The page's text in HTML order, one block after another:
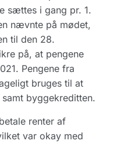
sættes i gang pr. 1.
nævnte på mødet,
til den 28.
på, at pengene
Pengene fra
bruges til at
byggekreditten.
renter af
var okay med